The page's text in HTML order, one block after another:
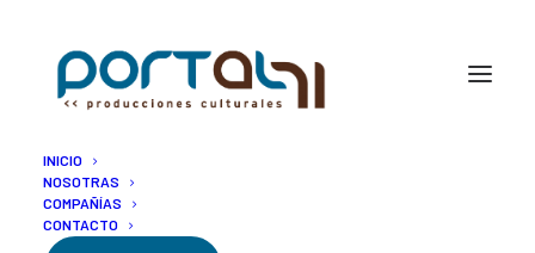
INICIO
NOSOTRAS
COMPAÑÍAS
CONTACTO